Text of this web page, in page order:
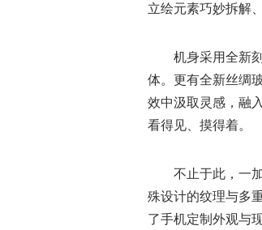
立绘元素巧妙拆解
机身采用全新刻
体。更有全新丝绸
效中汲取灵感，融
看得见、摸得着。
不止于此，一加
殊设计的纹理与多
了手机定制外观与